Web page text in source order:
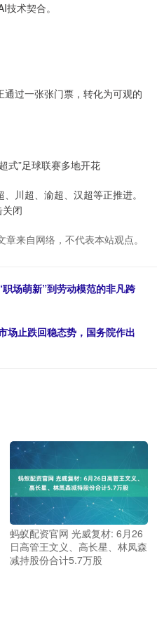
术契合。
通过一张张门票，转化为可观的
式”足球联赛多地开花
川超、渝超、汉超等正推进。
闭
章来自网络，不代表本站观点。
场萌新”到劳动模范的非凡跨
场止跌回稳态势，国务院作出
蚂蚁配资官网 光威复材: 6月26
日高管王文义、高长星、林凤森
减持股份合计5.7万股